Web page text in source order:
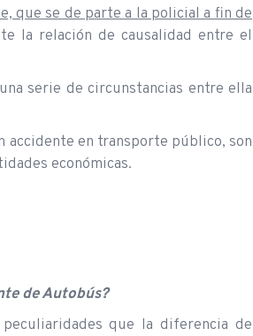
que se de parte a la policial a fin de
la relación de causalidad entre el
serie de circunstancias entre ella
accidente en transporte público, son
económicas.
de Autobús?
que la diferencia de